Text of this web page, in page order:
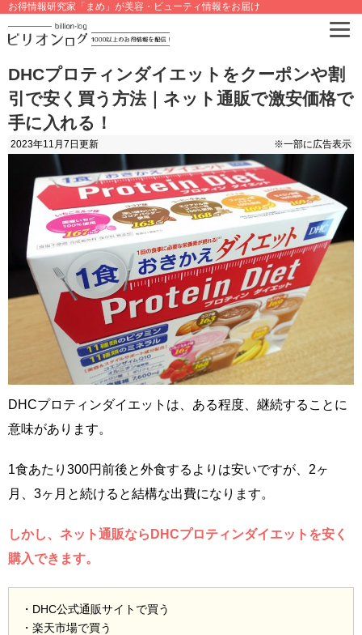
お得情報研究家「まめ」が美容・ビューティ情報をお届け
DHCプロティンダイエットをクーポンや割
引で安く買う方法｜ネット通販で激安価格で
手に入れる！
2023年11月7日 更新 ※一部に広告表示
DHCプロティンダイエットは、ある程度、継続することに
意味があります。
1食あたり300円前後と外食するよりは安いですが、2ヶ
月、3ヶ月と続けると結構な出費になります。
しかし、ネット通販ならDHCプロティンダイエットを安く
購入できます。
・DHC公式通販サイトで買う
・楽天市場で買う